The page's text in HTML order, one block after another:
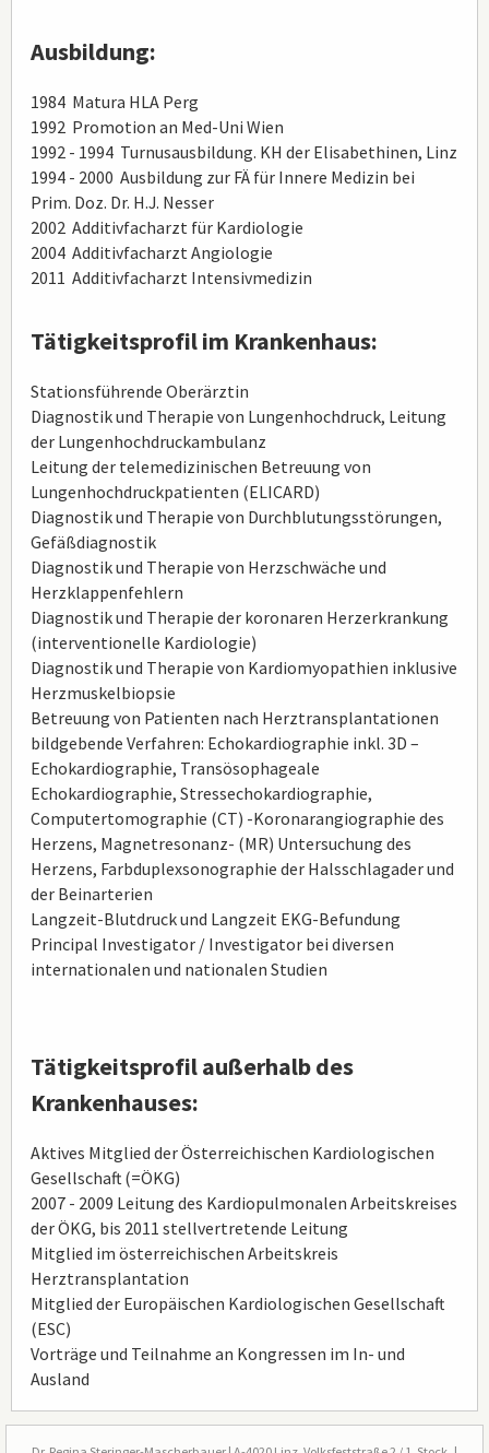
Ausbildung:
1984 Matura HLA Perg
1992 Promotion an Med-Uni Wien
1992 - 1994 Turnusausbildung. KH der Elisabethinen, Linz
1994 - 2000 Ausbildung zur FÄ für Innere Medizin bei
Prim. Doz. Dr. H.J. Nesser
2002 Additivfacharzt für Kardiologie
2004 Additivfacharzt Angiologie
2011 Additivfacharzt Intensivmedizin
Tätigkeitsprofil im Krankenhaus:
Stationsführende Oberärztin
Diagnostik und Therapie von Lungenhochdruck, Leitung
der Lungenhochdruckambulanz
Leitung der telemedizinischen Betreuung von
Lungenhochdruckpatienten (ELICARD)
Diagnostik und Therapie von Durchblutungsstörungen,
Gefäßdiagnostik
Diagnostik und Therapie von Herzschwäche und
Herzklappenfehlern
Diagnostik und Therapie der koronaren Herzerkrankung
(interventionelle Kardiologie)
Diagnostik und Therapie von Kardiomyopathien inklusive
Herzmuskelbiopsie
Betreuung von Patienten nach Herztransplantationen
bildgebende Verfahren: Echokardiographie inkl. 3D –
Echokardiographie, Transösophageale
Echokardiographie, Stressechokardiographie,
Computertomographie (CT) -Koronarangiographie des
Herzens, Magnetresonanz- (MR) Untersuchung des
Herzens, Farbduplexsonographie der Halsschlagader und
der Beinarterien
Langzeit-Blutdruck und Langzeit EKG-Befundung
Principal Investigator / Investigator bei diversen
internationalen und nationalen Studien
Tätigkeitsprofil außerhalb des
Krankenhauses:
Aktives Mitglied der Österreichischen Kardiologischen
Gesellschaft (=ÖKG)
2007 - 2009 Leitung des Kardiopulmonalen Arbeitskreises
der ÖKG, bis 2011 stellvertretende Leitung
Mitglied im österreichischen Arbeitskreis
Herztransplantation
Mitglied der Europäischen Kardiologischen Gesellschaft
(ESC)
Vorträge und Teilnahme an Kongressen im In- und
Ausland